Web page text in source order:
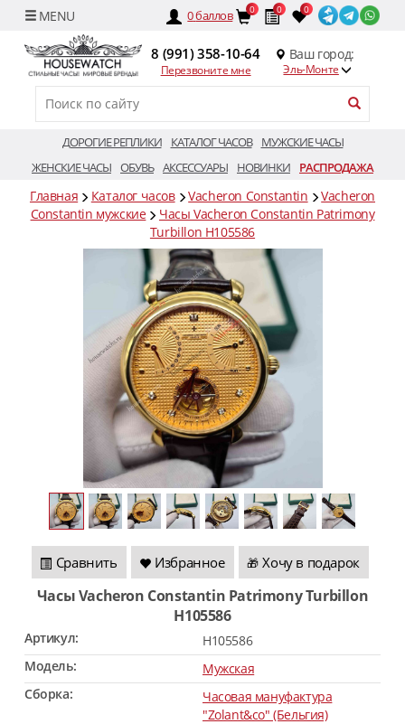
0баллов 0 0 0
8 (991) 358-10-64
Перезвоните мне
Ваш город:
Эль-Монте
ДОРОГИЕ РЕПЛИКИ КАТАЛОГ ЧАСОВ
МУЖСКИЕ ЧАСЫ
ЖЕНСКИЕ ЧАСЫ ОБУВЬ АКСЕССУАРЫ НОВИНКИ РАСПРОДАЖА
Главная Каталог часов Vacheron Constantin
Vacheron
Constantin мужские
Часы Vacheron Constantin Patrimony
Turbillon H105586
Сравнить Избранное 🎁 Хочу в подарок
Часы Vacheron Constantin Patrimony Turbillon
H105586
Артикул:
H105586
Модель:
Мужская
Сборка:
Часовая мануфактура
"Zolant&co" (Бельгия)